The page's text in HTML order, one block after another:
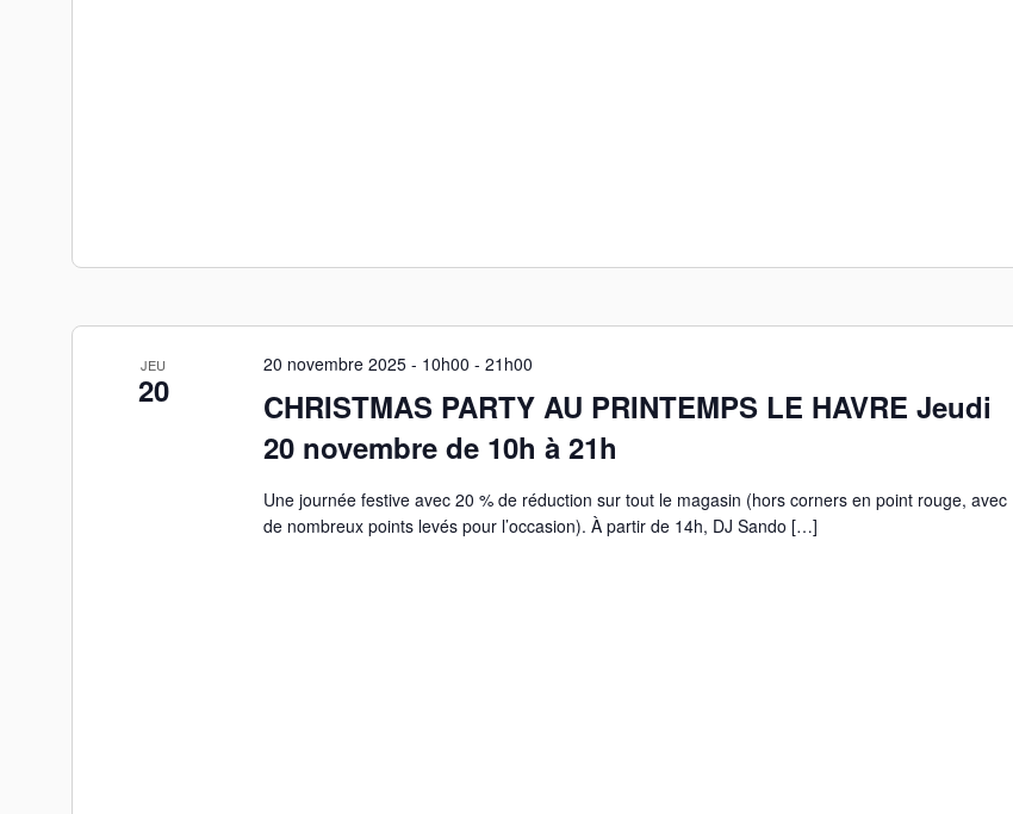
JEU
20
CHRISTMAS PARTY AU PRINTEMPS LE HAVRE Jeudi
20 novembre de 10h à 21h
20 novembre 2025 - 10h00 - 21h00
Une journée festive avec 20 % de réduction sur tout le magasin (hors corners en point rouge, avec
de nombreux points levés pour l’occasion). À partir de 14h, DJ Sando […]